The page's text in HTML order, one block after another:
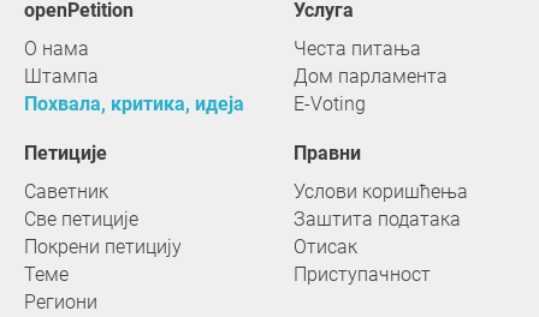
openPetition
О нама
Штампа
Похвала, критика, идеја
услуга
Честа питања
Дом парламента
E-Voting
Петиције
Саветник
Све петиције
Покрени петицију
Теме
Региони
Правни
Услови коришћења
Заштита података
Отисак
Приступачност